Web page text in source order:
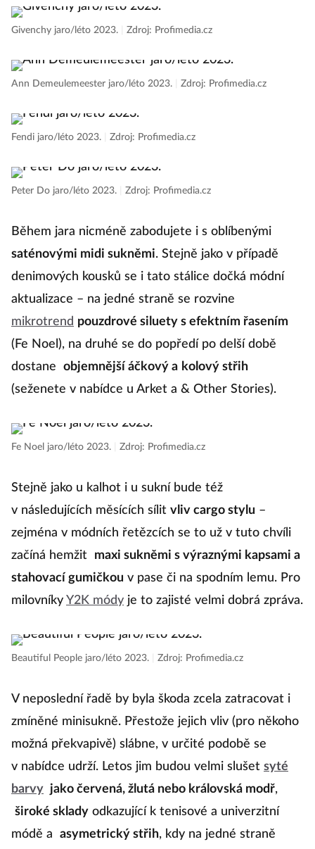
Givenchy jaro/léto 2023. Zdroj: Profimedia.cz
Ann Demeulemeester jaro/léto 2023. Zdroj: Profimedia.cz
Fendi jaro/léto 2023. Zdroj: Profimedia.cz
Peter Do jaro/léto 2023. Zdroj: Profimedia.cz
Během jara nicméně zabodujete i s oblíbenými
saténovými midi sukněmi. Stejně jako v případě
denimových kousků se i tato stálice dočká módní
aktualizace – na jedné straně se rozvine
mikrotrend pouzdrové siluety s efektním řasením
(Fe Noel), na druhé se do popředí po delší době
dostane
objemnější áčkový a kolový střih
(seženete v nabídce u Arket a & Other Stories).
Fe Noel jaro/léto 2023. Zdroj: Profimedia.cz
Stejně jako u kalhot i u sukní bude též
v následujících měsících sílit vliv cargo stylu –
zejména v módních řetězcích se to už v tuto chvíli
začíná hemžit
maxi sukněmi s výraznými kapsami a
stahovací gumičkou v pase či na spodním lemu. Pro
milovníky Y2K módy je to zajisté velmi dobrá zpráva.
Beautiful People jaro/léto 2023. Zdroj: Profimedia.cz
V neposlední řadě by byla škoda zcela zatracovat i
zmíněné minisukně. Přestože jejich vliv (pro někoho
možná překvapivě) slábne, v určité podobě se
v nabídce udrží. Letos jim budou velmi slušet syté
barvy jako červená, žlutá nebo královská modř,
široké skladyodkazující k tenisové a univerzitní
módě a
asymetrický střih, kdy na jedné straně